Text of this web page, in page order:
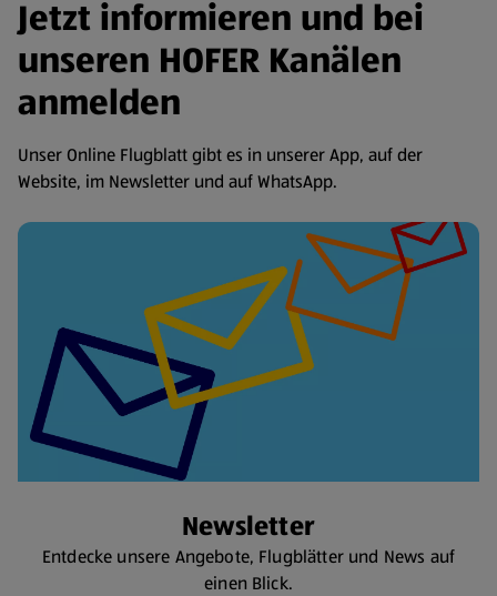
Jetzt informieren und bei
unseren HOFER Kanälen
anmelden
Unser Online Flugblatt gibt es in unserer App, auf der
Website, im Newsletter und auf WhatsApp.
Newsletter
Entdecke unsere Angebote, Flugblätter und News auf
einen Blick.